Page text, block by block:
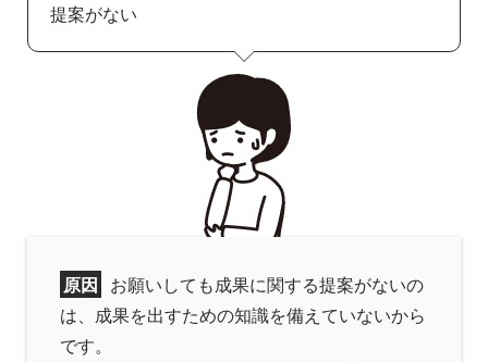
提案がない
原因 お願いしても成果に関する提案がないの
は、成果を出すための知識を備えていないから
です。